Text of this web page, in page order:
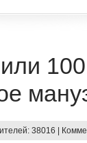
38016 |